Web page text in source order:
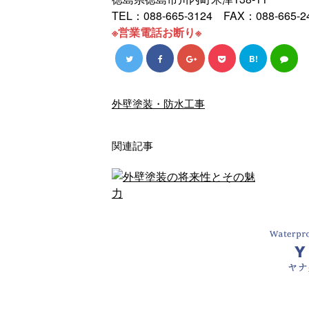
TEL：088-665-3124 FAX：088-665-
※営業電話お断り※
B!
外壁塗装・防水工事
関連記事